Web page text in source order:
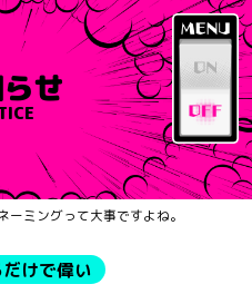
せ
ミングって大事ですよね。
けで偉い